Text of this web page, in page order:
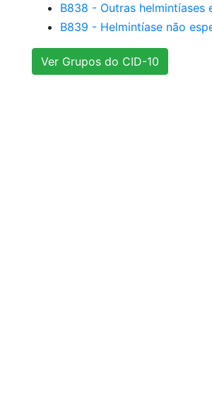
B838 - Outras helmintíases
B839 - Helmintíase não
Ver Grupos do CID-10